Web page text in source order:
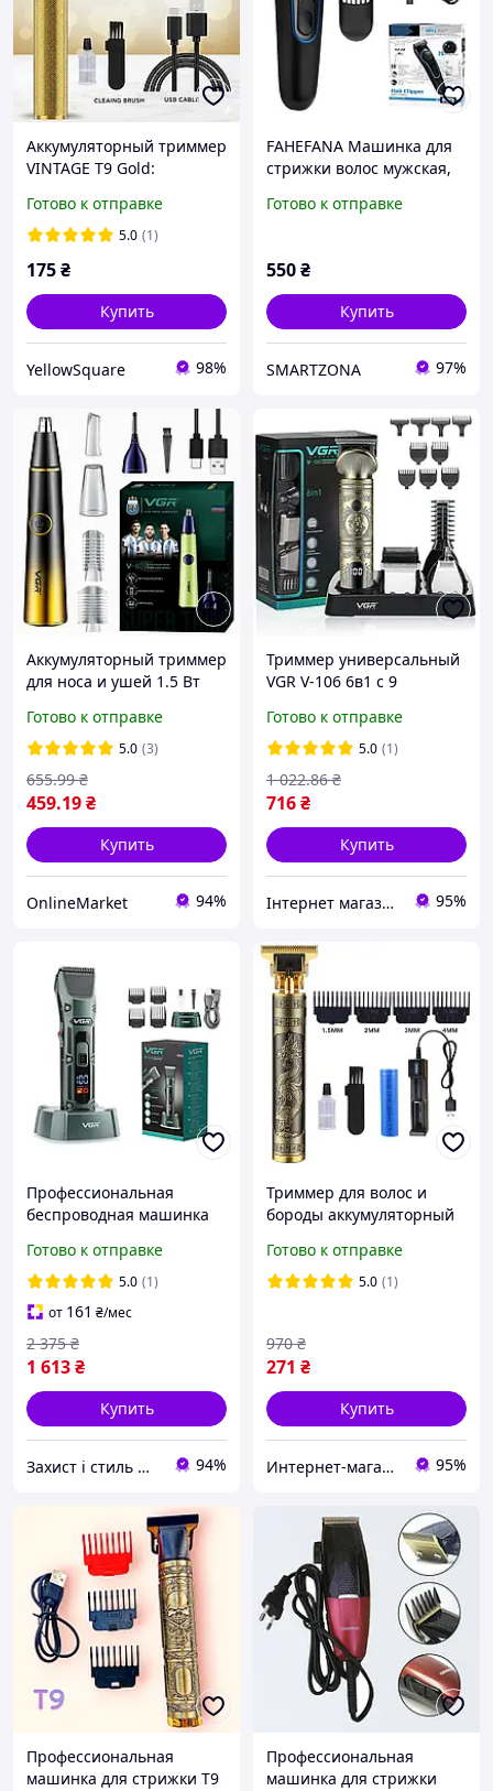
Аккумуляторный триммер
VINTAGE Т9 Gold:
ваших руках
Готово к отправке
5.0 (1)
175₴
Купить
YellowSquare 98%
FAHEFANA Машинка для
стрижки волос мужская,
водостойкая, 20 режимов
Готово к отправке
550₴
Купить
SMARTZONA 97%
Аккумуляторный триммер
для носа и ушей 1.5 Вт
насадки VGR V-627
Черный Нержавеющая
сталь
Готово к отправке
5.0 (3)
459.19₴
655.99 ₴
Купить
OnlineMarket 94%
Триммер универсальный
VGR V-106 6в1 с 9
зарядкой
Готово к отправке
5.0 (1)
716₴
1 022.86 ₴
Купить
Інтернет магазин Сенс 95%
Профессиональная
беспроводная машинка
зарядной базой для
парикмахеров и дома
Готово к отправке
5.0 (1)
от 161 ₴/мес
1 613₴
2 375 ₴
Купить
Захист і стиль — в одному магазині 94%
Триммер для волос и
бороды аккумуляторный
Машинка для стрижки
мужская беспроводная с
Готово к отправке
5.0 (1)
271 ₴
970 ₴
Купить
Интернет-магазин "Dianora-Style" 95%
Профессиональная
машинка для стрижки T9
Профессиональная
машинка для стрижки